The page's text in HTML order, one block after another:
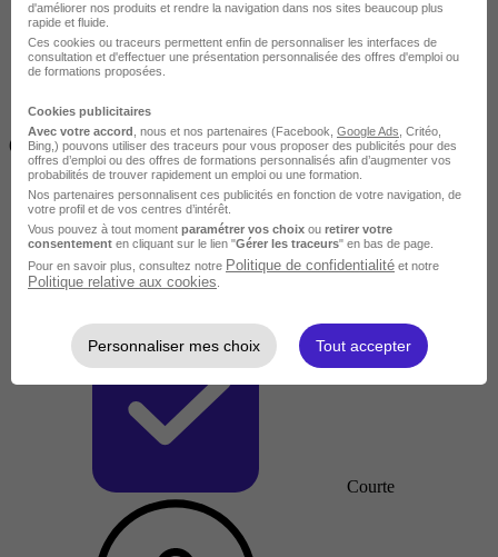
Inférieur à 2 jours
(14h)
Courte
d'améliorer nos produits et rendre la navigation dans nos sites beaucoup plus
rapide et fluide.
Ces cookies ou traceurs permettent enfin de personnaliser les interfaces de
consultation et d'effectuer une présentation personnalisée des offres d'emploi ou
de formations proposées.
Cookies publicitaires
Avec votre accord , nous et nos partenaires (Facebook, Google Ads , Critéo,
Bing,) pouvons utiliser des traceurs pour vous proposer des publicités pour des
offres d’emploi ou des offres de formations personnalisés afin d’augmenter vos
probabilités de trouver rapidement un emploi ou une formation.
Nos partenaires personnalisent ces publicités en fonction de votre navigation, de
votre profil et de vos centres d’intérêt.
Vous pouvez à tout moment paramétrer vos choix ou retirer votre
consentement en cliquant sur le lien "Gérer les traceurs" en bas de page.
Pour en savoir plus, consultez notre Politique de confidentialité et notre
Politique relative aux cookies
Personnaliser mes choix Tout accepter